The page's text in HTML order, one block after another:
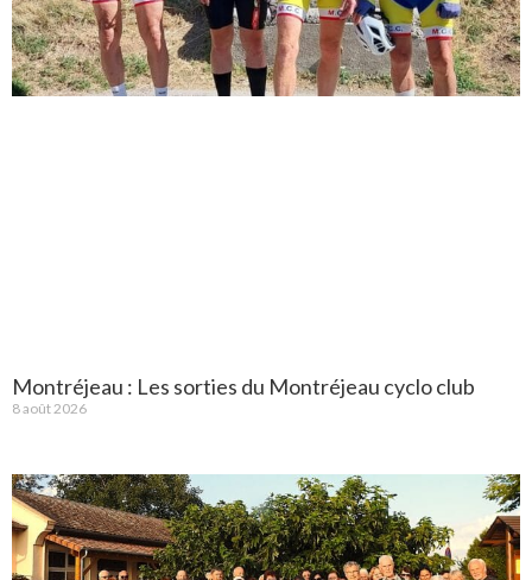
Montréjeau : Les sorties du Montréjeau cyclo club
8 août 2026